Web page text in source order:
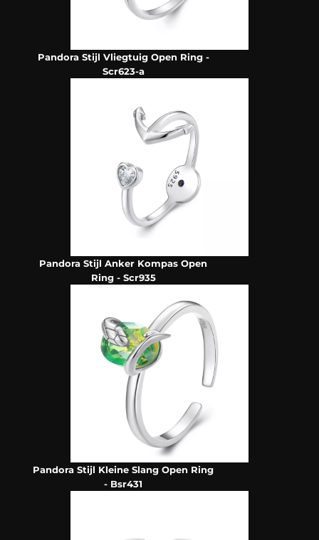
Pandora Stijl Vliegtuig Open Ring -
Scr623-a
Pandora Stijl Anker Kompas Open
Ring - Scr935
Pandora Stijl Kleine Slang Open Ring
- Bsr431